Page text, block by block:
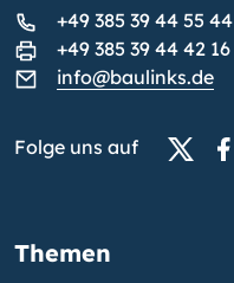
+49 385 39 44 55 44
+49 385 39 44 42 16
info@baulinks.de
Folge uns auf
Themen